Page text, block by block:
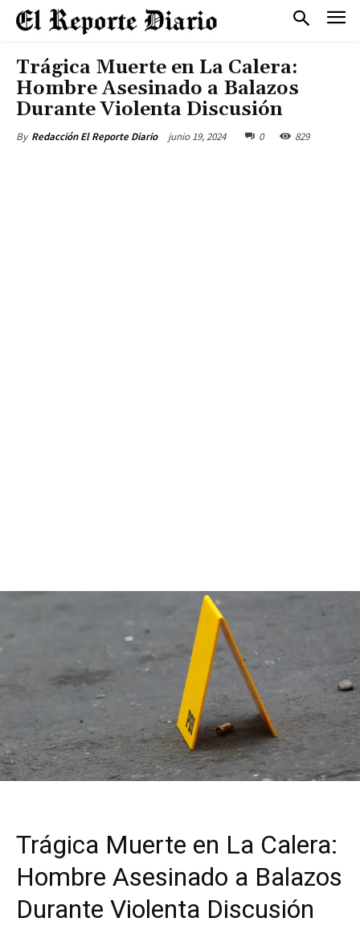
Trágica Muerte en La Calera:
Hombre Asesinado a Balazos
Durante Violenta Discusión
By Redacción El Reporte Diario junio 19, 2024 0 829
Trágica Muerte en La Calera:
Hombre Asesinado a Balazos
Durante Violenta Discusión